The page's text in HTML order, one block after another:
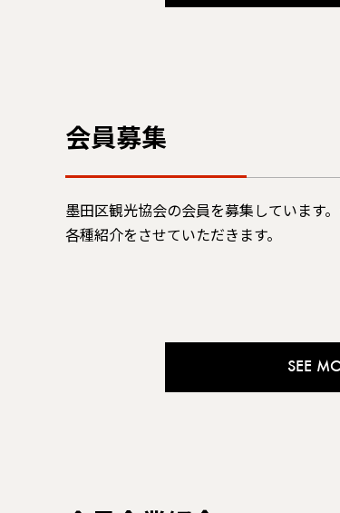
会員募集
墨田区観光協会の会員を募集しています
各種紹介をさせていただきます。
SEE